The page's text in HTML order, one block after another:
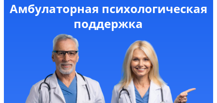
Амбулаторная психологическая
поддержка